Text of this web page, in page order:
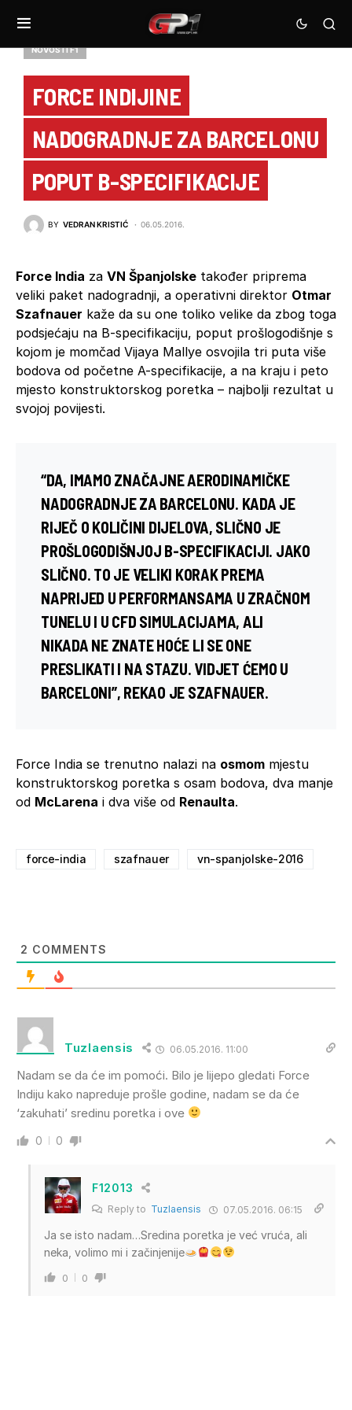
NOVOSTI F1
FORCE INDIJINE
NADOGRADNJE ZA BARCELONU
POPUT B-SPECIFIKACIJE
BY VEDRAN KRISTIĆ 06.05.2016.
Force India za VN Španjolske također priprema
veliki paket nadogradnji, a operativni direktor Otmar
Szafnauer kaže da su one toliko velike da zbog toga
podsjećaju na B-specifikaciju, poput prošlogodišnje s
kojom je momčad Vijaya Mallye osvojila tri puta više
bodova od početne A-specifikacije, a na kraju i peto
mjesto konstruktorskog poretka – najbolji rezultat u
svojoj povijesti.
“DA, IMAMO ZNAČAJNE AERODINAMIČKE
NADOGRADNJE ZA BARCELONU. KADA JE
RIJEČ O KOLIČINI DIJELOVA, SLIČNO JE
PROŠLOGODIŠNJOJ B-SPECIFIKACIJI. JAKO
SLIČNO. TO JE VELIKI KORAK PREMA
NAPRIJED U PERFORMANSAMA U ZRAČNOM
TUNELU I U CFD SIMULACIJAMA, ALI
NIKADA NE ZNATE HOĆE LI SE ONE
PRESLIKATI I NA STAZU. VIDJET ĆEMO U
BARCELONI”, REKAO JE SZAFNAUER.
Force India se trenutno nalazi na osmom mjestu
konstruktorskog poretka s osam bodova, dva manje
od McLarena i dva više od Renaulta.
force-india szafnauer vn-spanjolske-2016
2 COMMENTS
Tuzlaensis 06.05.2016. 11:00
Nadam se da će im pomoći. Bilo je lijepo gledati Force
Indiju kako napreduje prošle godine, nadam se da će
‘zakuhati’ sredinu poretka i ove
0 0
F12013
Reply to Tuzlaensis 07.05.2016. 06:15
Ja se isto nadam…Sredina poretka je već vruća, ali
neka, volimo mi i začinjenije
0 0